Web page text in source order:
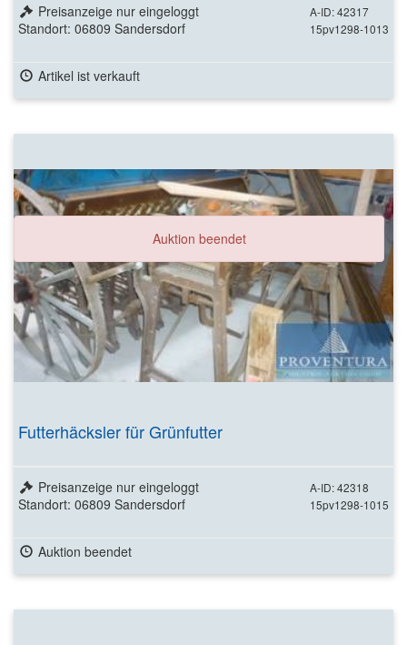
A-ID: 42317
15pv1298-1013
Preisanzeige nur eingeloggt
Standort: 06809 Sandersdorf
Artikel ist verkauft
Auktion beendet
Futterhäcksler für Grünfutter
A-ID: 42318
15pv1298-1015
Preisanzeige nur eingeloggt
Standort: 06809 Sandersdorf
Auktion beendet